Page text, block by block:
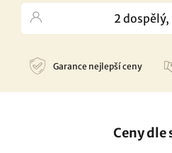
Garance nejlepší ceny
Ceny dle